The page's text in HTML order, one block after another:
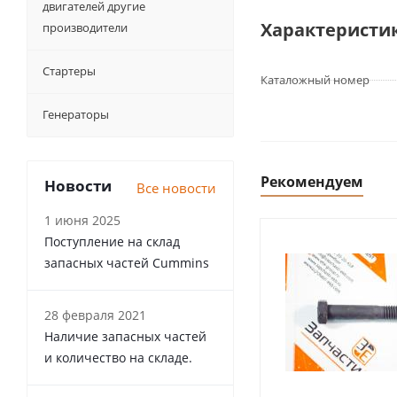
Каталожный номер
Рекомендуем
двигателей другие
производители
Стартеры
Генераторы
Новости Все новости
1 июня 2025
Поступление на склад
запасных частей Cummins
28 февраля 2021
Наличие запасных частей
и количество на складе.